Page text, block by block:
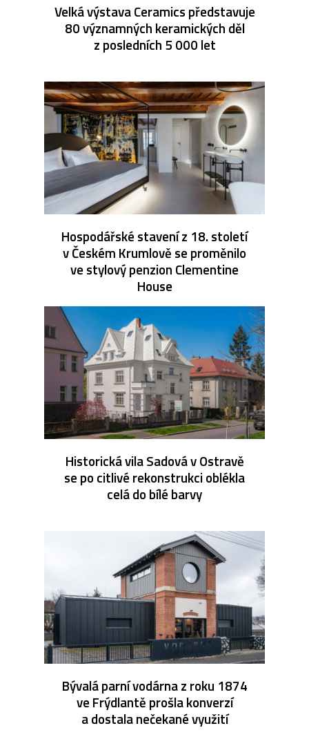
Velká výstava Ceramics představuje
80 významných keramických děl
z posledních 5 000 let
Hospodářské stavení z 18. století
v Českém Krumlově se proměnilo
ve stylový penzion Clementine
House
Historická vila Sadová v Ostravě
se po citlivé rekonstrukci oblékla
celá do bílé barvy
Bývalá parní vodárna z roku 1874
ve Frýdlantě prošla konverzí
a dostala nečekané využití